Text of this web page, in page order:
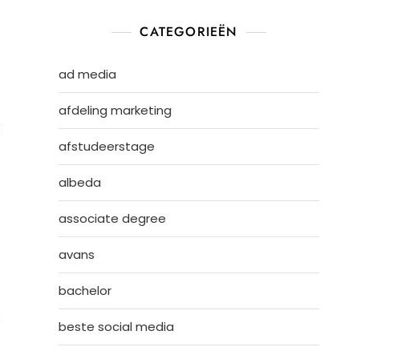
CATEGORIEËN
ad media
afdeling marketing
afstudeerstage
albeda
associate degree
avans
bachelor
beste social media